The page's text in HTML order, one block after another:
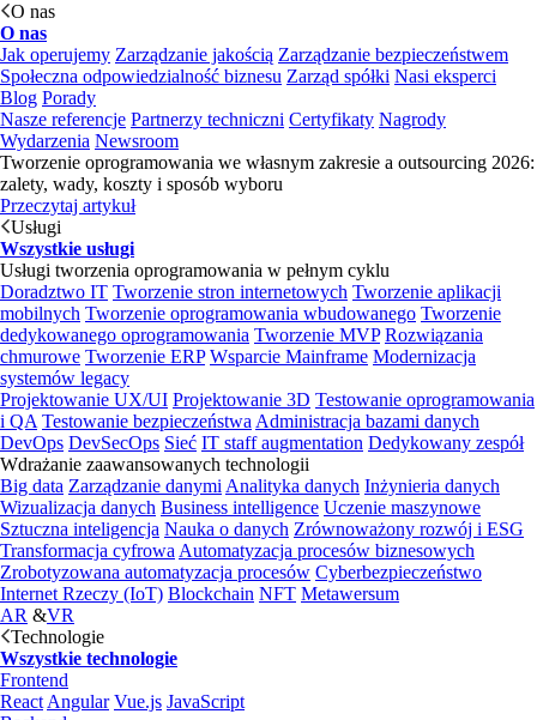
O nas
O nas
Jak operujemy Zarządzanie jakością Zarządzanie bezpieczeństwem
Społeczna odpowiedzialność biznesu Zarząd spółki Nasi eksperci
Blog Porady
Nasze referencje Partnerzy techniczni Certyfikaty Nagrody
Wydarzenia Newsroom
Tworzenie oprogramowania we własnym zakresie a outsourcing 2026:
zalety, wady, koszty i sposób wyboru
Przeczytaj artykuł
Usługi
Wszystkie usługi
Usługi tworzenia oprogramowania w pełnym cyklu
Doradztwo IT Tworzenie stron internetowych Tworzenie aplikacji
mobilnych Tworzenie oprogramowania wbudowanego Tworzenie
dedykowanego oprogramowania Tworzenie MVP Rozwiązania
chmurowe Tworzenie ERP Wsparcie Mainframe Modernizacja
systemów legacy
Projektowanie UX/UI Projektowanie 3D Testowanie oprogramowania
i QA Testowanie bezpieczeństwa Administracja bazami danych
DevOps DevSecOps Sieć IT staff augmentation Dedykowany zespół
Wdrażanie zaawansowanych technologii
Big data Zarządzanie danymi Analityka danych Inżynieria danych
Wizualizacja danych Business intelligence Uczenie maszynowe
Sztuczna inteligencja Nauka o danych Zrównoważony rozwój i ESG
Transformacja cyfrowa Automatyzacja procesów biznesowych
Zrobotyzowana automatyzacja procesów Cyberbezpieczeństwo
Internet Rzeczy (IoT) Blockchain NFT Metawersum
AR &VR
Technologie
Wszystkie technologie
Frontend
React Angular Vue.js JavaScript